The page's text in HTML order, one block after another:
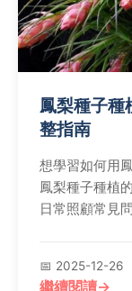
鳳梨種子種
整指南
想學習如何用
鳳梨種子種植
日常照顧常見
📅 2025-12-26
繼續閱讀